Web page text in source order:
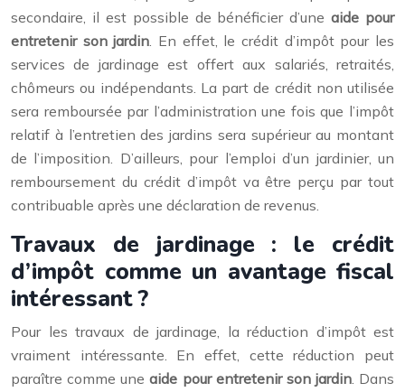
secondaire, il est possible de bénéficier d’uneaide pour
entretenir son jardin. En effet, le crédit d’impôt pour les
services de jardinage est offert aux salariés, retraités,
chômeurs ou indépendants. La part de crédit non utilisée
sera remboursée par l’administration une fois que l’impôt
relatif à l’entretien des jardins sera supérieur au montant
de l’imposition. D’ailleurs, pour l’emploi d’un jardinier, un
remboursement du crédit d’impôt va être perçu par tout
contribuable après une déclaration de revenus.
Travaux de jardinage : le crédit
d’impôt comme un avantage fiscal
intéressant ?
Pour les travaux de jardinage, la réduction d’impôt est
vraiment intéressante. En effet, cette réduction peut
paraître comme uneaide pour entretenir son jardin. Dans